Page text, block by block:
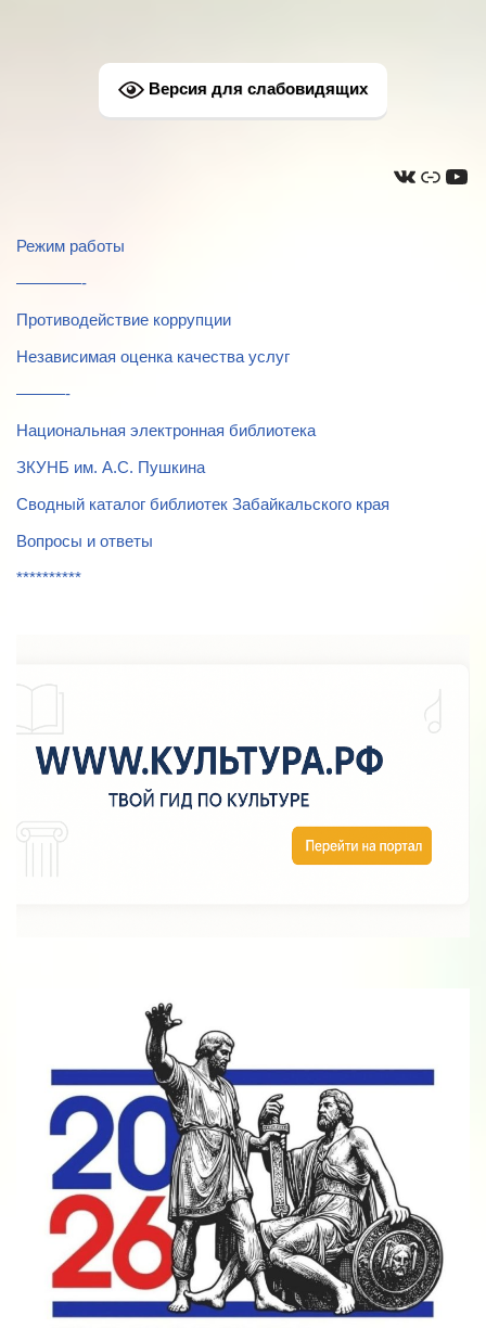
Версия для слабовидящих
Режим работы
————-
Противодействие коррупции
Независимая оценка качества услуг
———-
Национальная электронная библиотека
ЗКУНБ им. А.С. Пушкина
Сводный каталог библиотек Забайкальского края
Вопросы и ответы
**********